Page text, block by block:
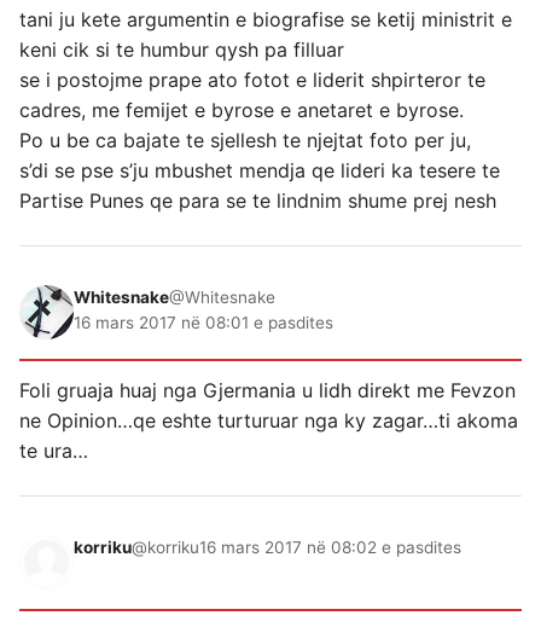
tani ju kete argumentin e biografise se ketij ministrit e
keni cik si te humbur qysh pa filluar
se i postojme prape ato fotot e liderit shpirteror te
cadres, me femijet e byrose e anetaret e byrose.
Po u be ca bajate te sjellesh te njejtat foto per ju,
s’di se pse s’ju mbushet mendja qe lideri ka tesere te
Partise Punes qe para se te lindnim shume prej nesh
Whitesnake@Whitesnake
16 mars 2017 në 08:01 e pasdites
Foli gruaja huaj nga Gjermania u lidh direkt me Fevzon
ne Opinion…qe eshte turturuar nga ky zagar…ti akoma
te ura…
korriku@korriku16 mars 2017 në 08:02 e pasdites